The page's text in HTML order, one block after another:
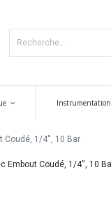
Instrumentation
Coudé, 1/4'', 10 Bar